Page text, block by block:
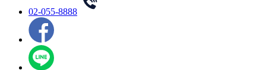
02-055-8888